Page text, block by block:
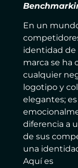
En un
identidad de
marca se ha
cualquier
logotipo y
elegantes;
diferencia a
de sus
una
Aquí es